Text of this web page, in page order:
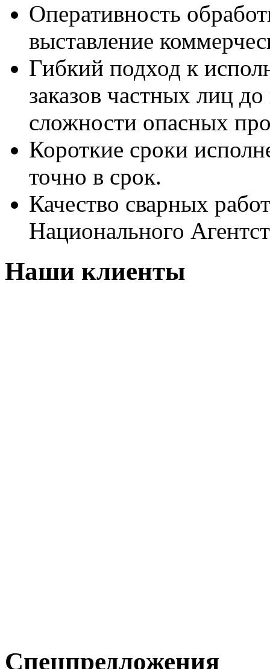
Оперативность
выставление
Гибкий подход к
заказов частных лиц
сложности опасных
Короткие сроки
точно в срок.
Качество сварных
Национального
Наши клиенты
Спецпредложения